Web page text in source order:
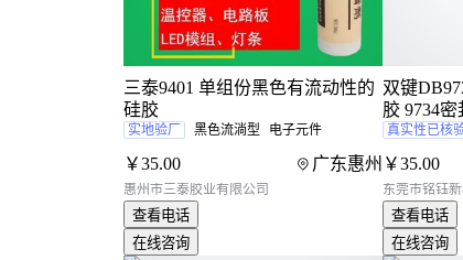
￥35.00 广东惠州
三泰9401 单组份黑色有流动性的
硅胶
实地验厂 黑色流淌型 电子元件
惠州市三泰胶业有限公司
查看电话
在线咨询
￥35.00
双键
胶 9734
真实性已核
东莞市铭钰
查看电话
在线咨询